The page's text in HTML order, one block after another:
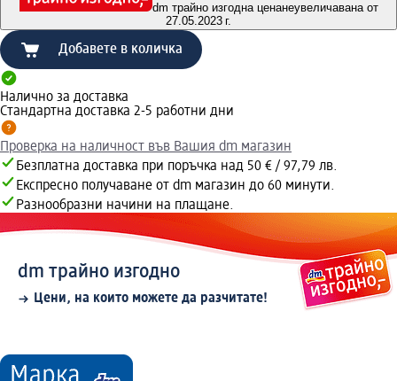
dm трайно изгодна ценанеувеличавана от
27.05.2023 г.
Добавете в количка
Налично за доставка
Стандартна доставка 2-5 работни дни
Проверка на наличност във Вашия dm магазин
Безплатна доставка при поръчка над 50 € / 97,79 лв.
Експресно получаване от dm магазин до 60 минути.
Разнообразни начини на плащане.
dm трайно изгодно
Цени, на които можете да разчитате!